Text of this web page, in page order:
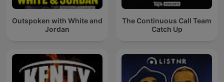
Outspoken with White and
Jordan
The Continuous Call Team
Catch Up